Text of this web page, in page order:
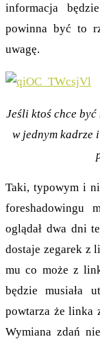
informacja
powinna być to
uwagę.
Jeśli ktoś chce
w jednym kadrze
Taki, typowym i
foreshadowingu
oglądał dwa dni
dostaje zegarek z
mu co może z
będzie musiała
powtarza że linka
Wymiana zdań